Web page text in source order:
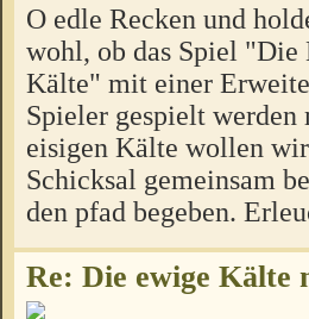
O edle Recken und
wohl, ob das Spiel
Kälte" mit einer
Spieler gespielt werden
eisigen Kälte wollen
Schicksal gemeinsam
den pfad begeben.
Re: Die ewige Kälte